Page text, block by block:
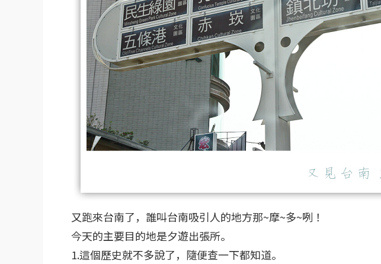
又跑來台南了，誰叫台南吸引人的地方那~摩~多~咧！
今天的主要目的地是夕遊出張所。
1.這個歷史就不多說了，隨便查一下都知道。